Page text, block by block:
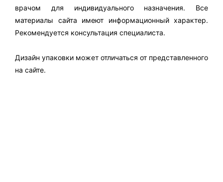
врачом для индивидуального назначения. Все
материалы сайта имеют информационный характер.
Рекомендуется консультация специалиста.
Дизайн упаковки может отличаться от представленного
на сайте.